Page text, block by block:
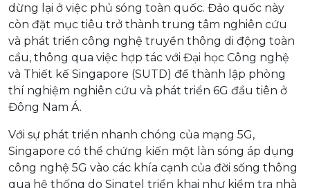
dừng lại ở việc phủ sóng toàn quốc. Đảo quốc này
còn đặt mục tiêu trở thành trung tâm nghiên cứu
và phát triển công nghệ truyền thông di động toàn
cầu, thông qua việc hợp tác với Đại học Công nghệ
và Thiết kế Singapore (SUTD) để thành lập phòng
thí nghiệm nghiên cứu và phát triển 6G đầu tiên ở
Đông Nam Á.
Với sự phát triển nhanh chóng của mạng 5G,
Singapore có thể chứng kiến một làn sóng áp dụng
công nghệ 5G vào các khía cạnh của đời sống thông
qua hệ thống do Singtel triển khai như kiểm tra nhà